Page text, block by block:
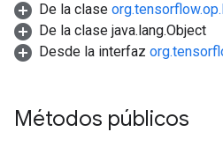
De la clase
De la clase java.lang.Object
Desde la interfaz
Métodos públicos